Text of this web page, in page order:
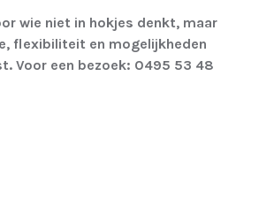
wie niet in hokjes denkt, maar
flexibiliteit en mogelijkheden
Voor een bezoek: 0495 53 48